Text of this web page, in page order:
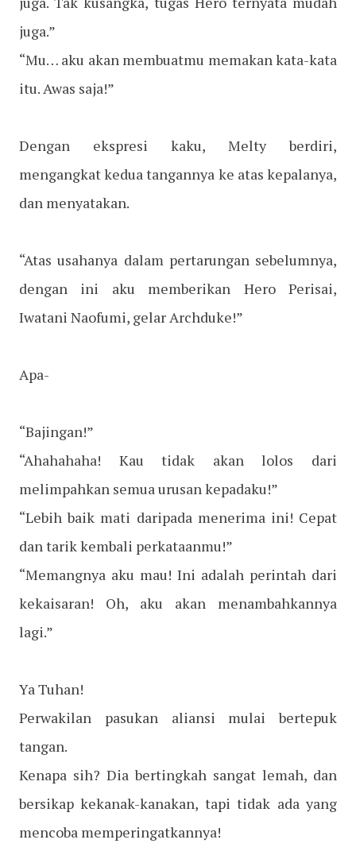
juga.”
“Mu… aku akan membuatmu memakan kata-kata
itu. Awas saja!”
Dengan ekspresi kaku, Melty berdiri,
mengangkat kedua tangannya ke atas kepalanya,
dan menyatakan.
“Atas usahanya dalam pertarungan sebelumnya,
dengan ini aku memberikan Hero Perisai,
Iwatani Naofumi, gelar Archduke!”
Apa-
“Bajingan!”
“Ahahahaha! Kau tidak akan lolos dari
melimpahkan semua urusan kepadaku!”
“Lebih baik mati daripada menerima ini! Cepat
dan tarik kembali perkataanmu!”
“Memangnya aku mau! Ini adalah perintah dari
kekaisaran! Oh, aku akan menambahkannya
lagi.”
Ya Tuhan!
Perwakilan pasukan aliansi mulai bertepuk
tangan.
Kenapa sih? Dia bertingkah sangat lemah, dan
bersikap kekanak-kanakan, tapi tidak ada yang
mencoba memperingatkannya!